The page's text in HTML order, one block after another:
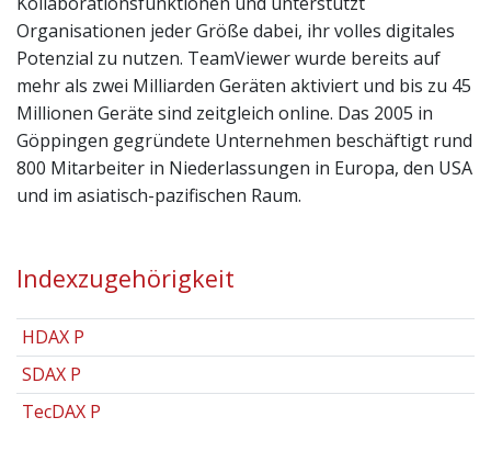
Organisationen jeder Größe dabei, ihr volles digitales
Potenzial zu nutzen. TeamViewer wurde bereits auf
mehr als zwei Milliarden Geräten aktiviert und bis zu 45
Millionen Geräte sind zeitgleich online. Das 2005 in
Göppingen gegründete Unternehmen beschäftigt rund
800 Mitarbeiter in Niederlassungen in Europa, den USA
und im asiatisch-pazifischen Raum.
Indexzugehörigkeit
HDAX P
SDAX P
TecDAX P